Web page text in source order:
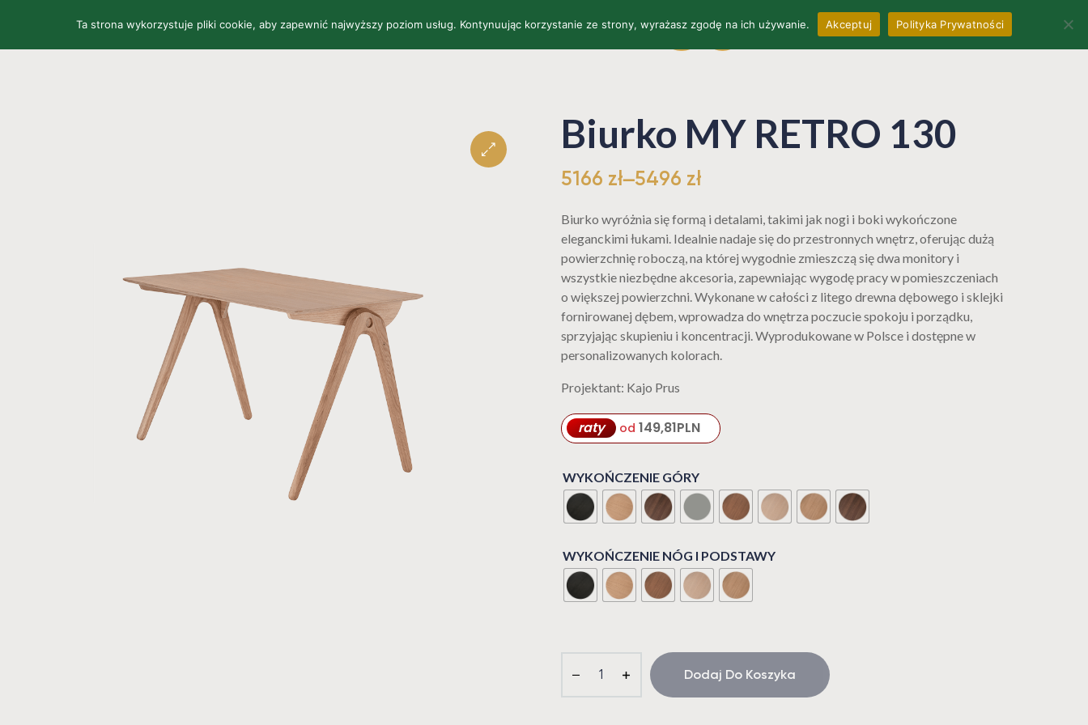
STRONA GŁÓWNA SKLEP O NAS KONTAKT WYKOŃCZENIA EU PL OFFICE & CONTRACTS
Biurko MY RETRO 130
5166 zł–5496 zł
Biurko wyróżnia się formą i detalami, takimi jak nogi i boki wykończone
eleganckimi łukami. Idealnie nadaje się do przestronnych wnętrz, oferując dużą
powierzchnię roboczą, na której wygodnie zmieszczą się dwa monitory i
wszystkie niezbędne akcesoria, zapewniając wygodę pracy w pomieszczeniach
o większej powierzchni. Wykonane w całości z litego drewna dębowego i sklejki
fornirowanej dębem, wprowadza do wnętrza poczucie spokoju i porządku,
sprzyjając skupieniu i koncentracji. Wyprodukowane w Polsce i dostępne w
personalizowanych kolorach.
Projektant: Kajo Prus
raty od 149,81PLN
WYKOŃCZENIE GÓRY
WYKOŃCZENIE NÓG I PODSTAWY
Dodaj Do Koszyka
Ta strona wykorzystuje pliki cookie, aby zapewnić najwyższy poziom usług. Kontynuując korzystanie ze strony, wyrażasz zgodę na ich używanie. Akceptuj Polityka Prywatności